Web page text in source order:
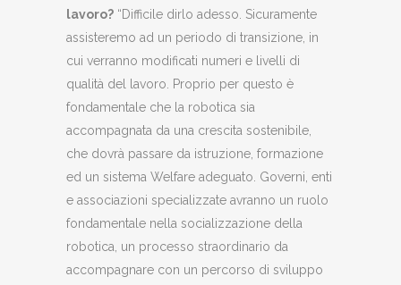
lavoro? “Difficile dirlo adesso. Sicuramente
assisteremo ad un periodo di transizione, in
cui verranno modificati numeri e livelli di
qualità del lavoro. Proprio per questo è
fondamentale che la robotica sia
accompagnata da una crescita sostenibile,
che dovrà passare da istruzione, formazione
ed un sistema Welfare adeguato. Governi, enti
e associazioni specializzate avranno un ruolo
fondamentale nella socializzazione della
robotica, un processo straordinario da
accompagnare con un percorso di sviluppo